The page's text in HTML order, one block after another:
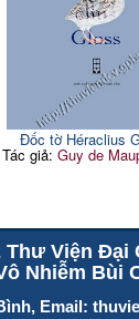
Đốc tờ Héraclius
Tác giả: Guy de
Thư Viện Đại
Nhiễm Bùi
Email: